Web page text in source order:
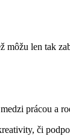
len tak
prácou a
či